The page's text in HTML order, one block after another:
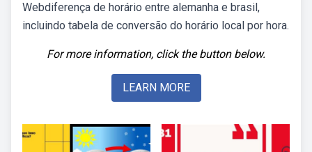
Webdiferença de horário entre alemanha e brasil,
incluindo tabela de conversão do horário local por hora.
For more information, click the button below.
LEARN MORE